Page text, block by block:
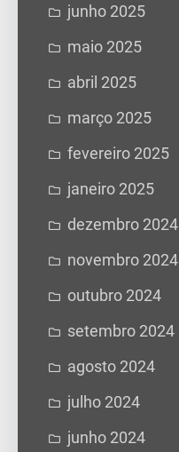
junho 2025
maio 2025
abril 2025
março 2025
fevereiro 2025
janeiro 2025
dezembro 2024
novembro 2024
outubro 2024
setembro 2024
agosto 2024
julho 2024
junho 2024